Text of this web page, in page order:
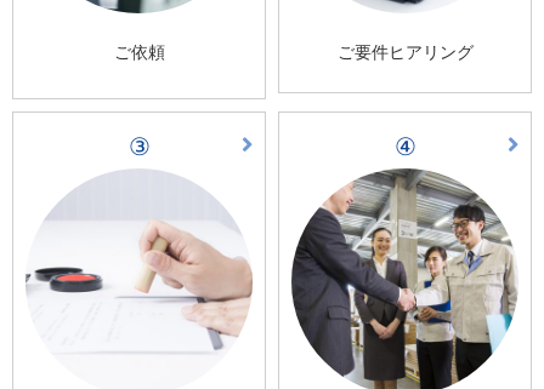
ご依頼 ご要件ヒアリング
③ ④